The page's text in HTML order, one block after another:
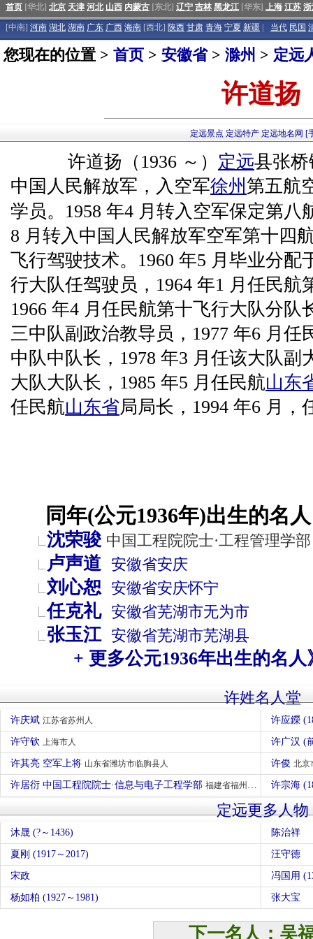
首页 [华北] 北京 天津 河北 山西 内蒙古 [东北] 辽宁 吉林 黑龙江 [华东] 上海 江苏
[中南] 河南 湖北 湖南 广东 广西 海南 [西北] 陕西 甘肃 青海 宁夏 新疆 当代 民国
您现在的位置 > 首页 > 安徽省> 滁州 > 定远
许道扬
定远景点 定远特产 定远地名网 [
许道扬（1936 ～） 定远县张桥
中国人民解放军，入空军徐州 第五航
学员。1958 年4 月转入空军保定第八
8 月转入中国人民解放军空军第十四
飞行驾驶技术。1960 年5 月毕业分配
行大队任驾驶员，1964 年1 月任民航
1966 年4 月任民航第十飞行大队分队
三中队副政治教导员，1977 年6 月任
中队中队长，1978 年3 月任该大队副
大队大队长，1985 年5 月任民航山东
任民航山东省局局长，1994 年6 月，
同年(公元1936年)出生的名
沈荣骏 中国工程院院士·工程管理学部
卢声道 安徽省安庆
刘心恕 安徽省安庆怀宁
任克礼 安徽省芜湖市无为市
张玉江 安徽省芜湖市芜湖县
+ 更多公元1936年出生的名人
许姓名人堂
许庆斌 江苏省苏州人 许应鑅
许守钦 上海市人 许广汉 (
许其亮 空军上将 山东省潍坊市临朐县人 许俊 北京
许居衍 中国工程院院士·信息与电子工程学部 福建省福州市人 许宗海
定远更多人物
沐晟 (?～1436) 陈治祥
夏刚 (1917～2017) 汪守德
宋政 冯国用
杨如柏 (1927～1981) 张大宝
下一名人：吴